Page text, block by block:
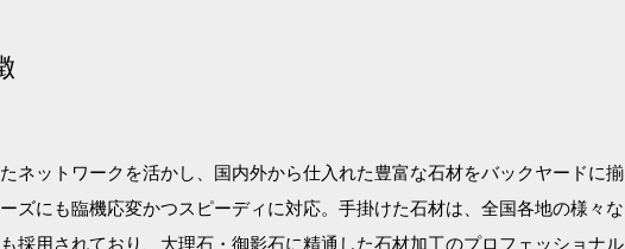
ネットワークを活かし、国内外から仕入れた豊富な石材をバックヤードに揃
ズにも臨機応変かつスピーディに対応。手掛けた石材は、全国各地の様々な
採用されており、大理石・御影石に精通した石材加工のプロフェッショナル